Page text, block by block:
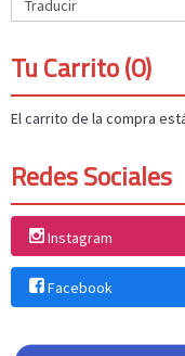
Tu Carrito (0)
El carrito de la compra
Redes Sociales
Instagram
Facebook